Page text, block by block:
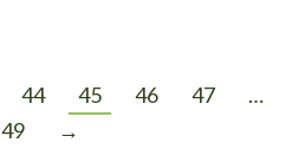
44 45 46 47
…
49
→